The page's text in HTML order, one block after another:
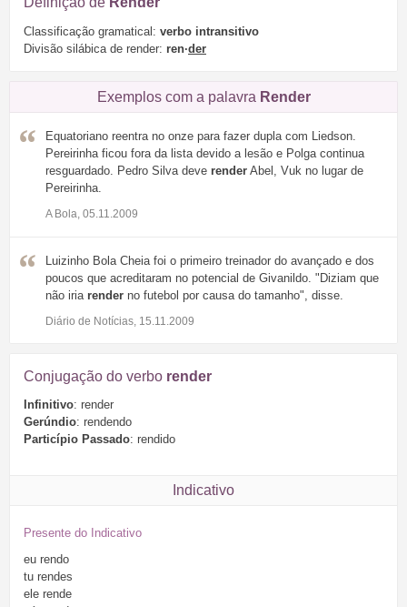
Classificação gramatical: verbo intransitivo
Divisão silábica de render: ren·der
Exemplos com a palavra Render
Equatoriano reentra no onze para fazer dupla com Liedson.
Pereirinha ficou fora da lista devido a lesão e Polga continua
resguardado. Pedro Silva deve render Abel, Vuk no lugar de
Pereirinha.
A Bola, 05.11.2009
Luizinho Bola Cheia foi o primeiro treinador do avançado e dos
poucos que acreditaram no potencial de Givanildo. "Diziam que
não iria render no futebol por causa do tamanho", disse.
Diário de Notícias, 15.11.2009
Conjugação do verbo render
Infinitivo: render
Gerúndio: rendendo
Particípio Passado: rendido
Indicativo
Presente do Indicativo
eu rendo
tu rendes
ele rende